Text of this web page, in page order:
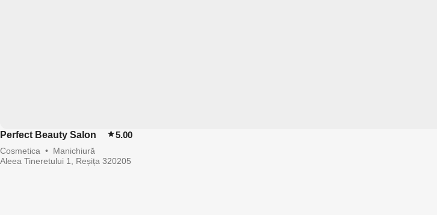
Perfect Beauty Salon 5.00
Cosmetica • Manichiură
Aleea Tineretului 1, Reșița 320205